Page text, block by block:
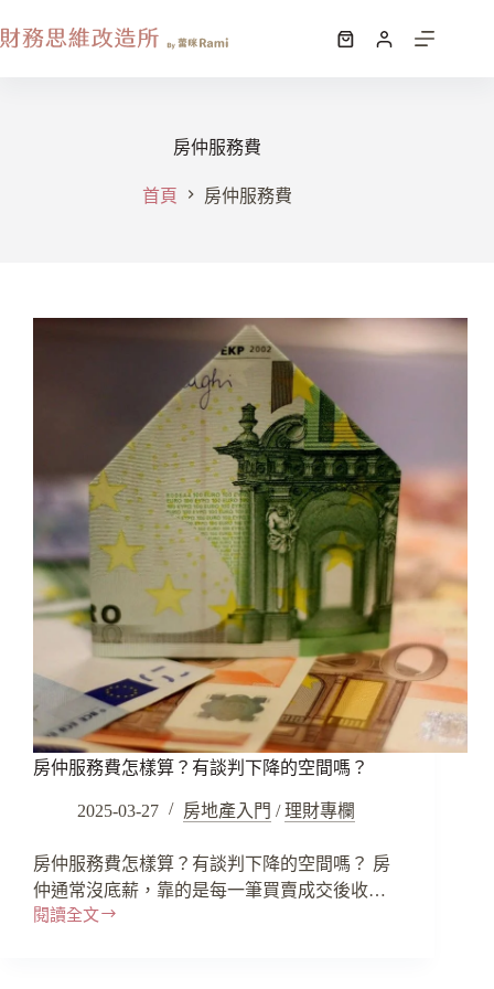
房仲服務費
首頁 房仲服務費
房仲服務費怎樣算？有談判下降的空間嗎？
2025-03-27 房地產入門 / 理財專欄
房仲服務費怎樣算？有談判下降的空間嗎？ 房
仲通常沒底薪，靠的是每一筆買賣成交後收…
閱讀全文